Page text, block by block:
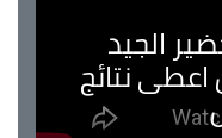
الجيد
نتائج